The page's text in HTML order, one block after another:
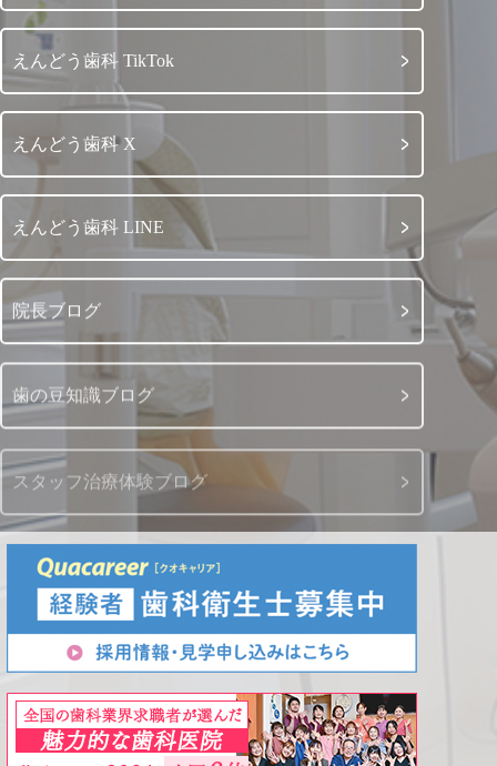
えんどう歯科 TikTok
えんどう歯科 X
えんどう歯科 LINE
院長ブログ
歯の豆知識ブログ
スタッフ治療体験ブログ